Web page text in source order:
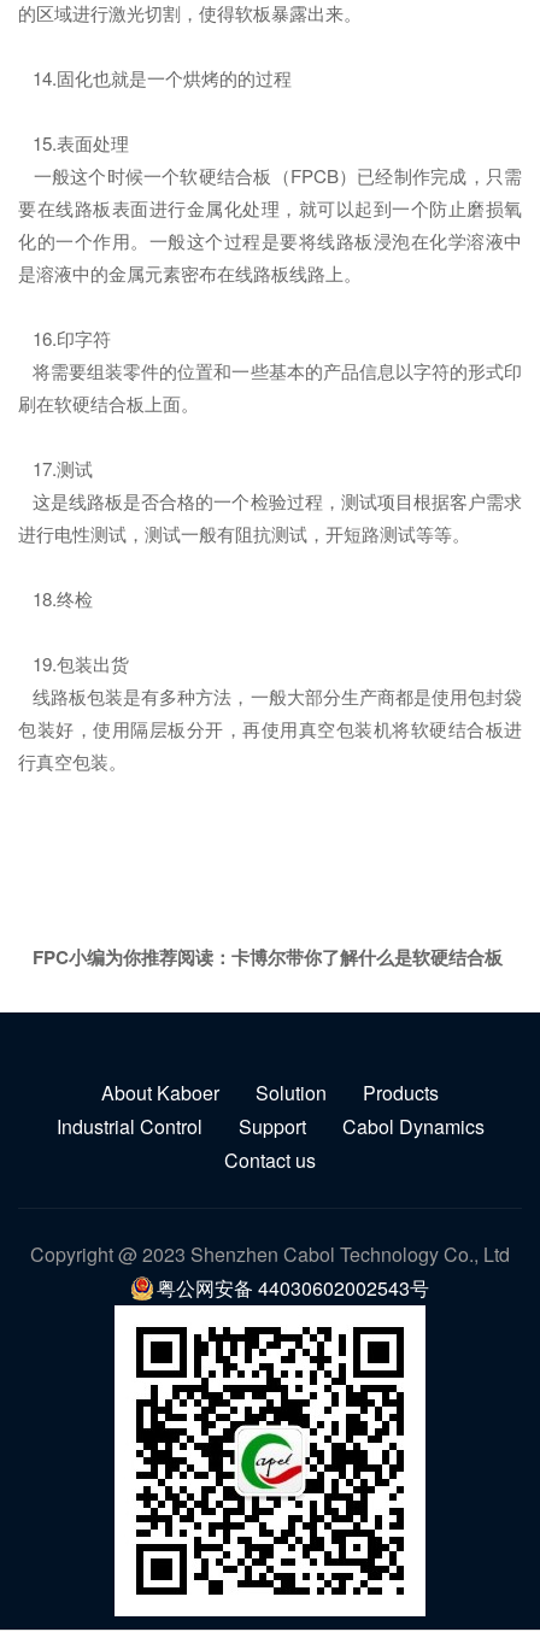
的区域进行激光切割，使得软板暴露出来。
14.固化也就是一个烘烤的的过程
15.表面处理
一般这个时候一个软硬结合板（FPCB）已经制作完成，只需
要在线路板表面进行金属化处理，就可以起到一个防止磨损氧
化的一个作用。一般这个过程是要将线路板浸泡在化学溶液中
是溶液中的金属元素密布在线路板线路上。
16.印字符
将需要组装零件的位置和一些基本的产品信息以字符的形式印
刷在软硬结合板上面。
17.测试
这是线路板是否合格的一个检验过程，测试项目根据客户需求
进行电性测试，测试一般有阻抗测试，开短路测试等等。
18.终检
19.包装出货
线路板包装是有多种方法，一般大部分生产商都是使用包封袋
包装好，使用隔层板分开，再使用真空包装机将软硬结合板进
行真空包装。
FPC小编为你推荐阅读： 卡博尔带你了解什么是软硬结合板
About Kaboer Solution
Products
Industrial Control
Support
Cabol Dynamics
Contact us
Copyright @ 2023 Shenzhen Cabol Technology Co., Ltd
粤公网安备 44030602002543号